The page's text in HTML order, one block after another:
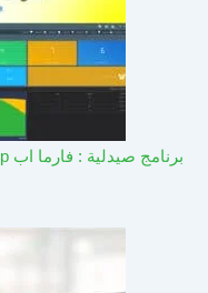
برنامج صيدلية : فارما اب PharmaUp​